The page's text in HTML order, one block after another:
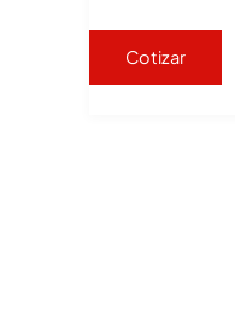
Cotizar